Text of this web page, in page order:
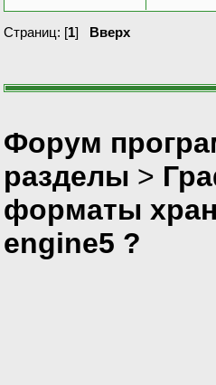
Страниц: [1] Вверх
Форум
разделы >
форматы
engine5 ?